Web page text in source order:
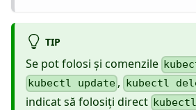
TIP
Se pot folosi și comenzile
kubectl update , kubectl
indicat să folosiți direct